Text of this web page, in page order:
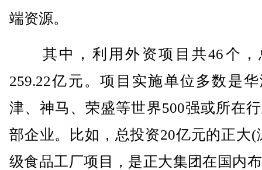
端资源。
其中，利用外资项目共46个，
259.22亿元。项目实施单位多数是
津、神马、荣盛等世界500强或所在
部企业。比如，总投资20亿元的正大(
级食品工厂项目，是正大集团在国内